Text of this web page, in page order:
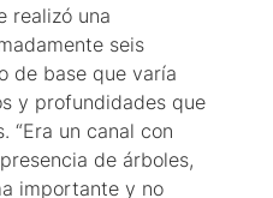
realizó una
seis
de base que varía
y profundidades que
“Era un canal con
de árboles,
importante y no